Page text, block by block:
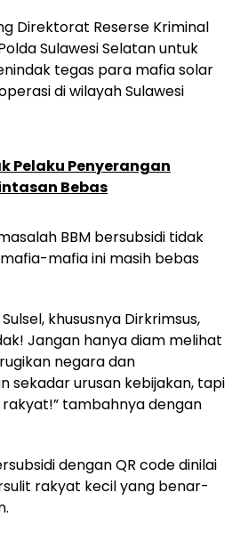
Direktorat Reserse Kriminal
Sulawesi Selatan untuk
tegas para mafia solar
di wilayah Sulawesi
Pelaku Penyerangan
Bebas
BBM bersubsidi tidak
mafia ini masih bebas
khususnya Dirkrimsus,
Jangan hanya diam melihat
negara dan
sekadar urusan kebijakan, tapi
tambahnya dengan
dengan QR code dinilai
rakyat kecil yang benar-